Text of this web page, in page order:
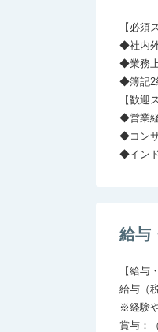
【必須
◆社内
◆業務
◆簿記2
【歓迎
◆営業
◆コン
◆イン
給与
【給与
給与（
※経験
賞与：